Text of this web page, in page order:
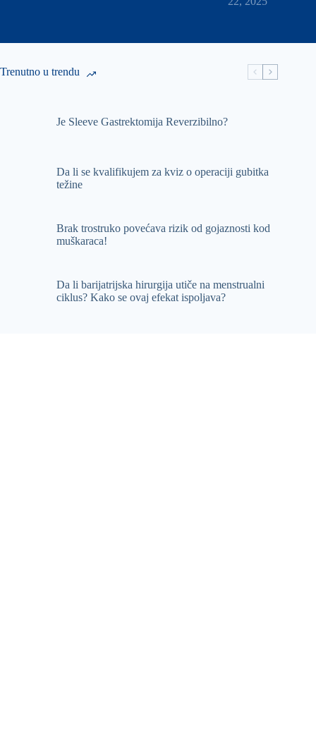
Trenutno u trendu
Je Sleeve Gastrektomija Reverzibilno?
Da li se kvalifikujem za kviz o operaciji gubitka
težine
Brak trostruko povećava rizik od gojaznosti kod
muškaraca!
Da li barijatrijska hirurgija utiče na menstrualni
ciklus? Kako se ovaj efekat ispoljava?